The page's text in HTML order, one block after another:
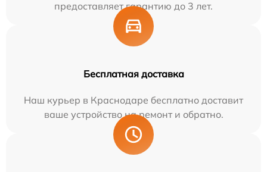
предоставляет гарантию до 3 лет.
Бесплатная доставка
Наш курьер в Краснодаре бесплатно доставит
ваше устройство на ремонт и обратно.